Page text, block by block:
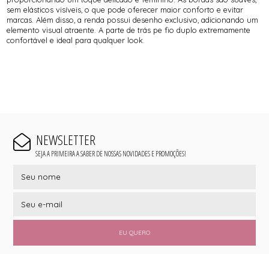
sem elásticos visíveis, o que pode oferecer maior conforto e evitar
marcas. Além disso, a renda possui desenho exclusivo, adicionando um
elemento visual atraente. A parte de trás pe fio duplo extremamente
confortável e ideal para qualquer look.
NEWSLETTER
SEJA A PRIMEIRA A SABER DE NOSSAS NOVIDADES E PROMOÇÕES!
EU QUERO